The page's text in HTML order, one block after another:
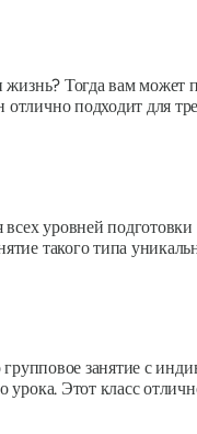
Тогда вам
подходит для
уровней
такого типа
занятие с
Этот класс